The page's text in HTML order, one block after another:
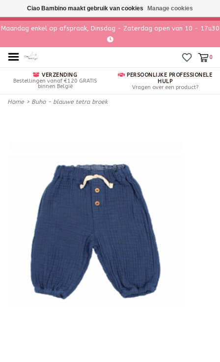
Maandag enkel op afspraak, Dinsdag - Zaterdag open van 10 - 17u30
0
VERZENDING
Bestellingen vanaf €120 GRATIS
binnen België
PERSOONLIJKE PROFESSIONELE
HULP
Vragen over een product?
Home > Buho - blauwe tetra broek
Ciao Bambino maakt gebruik van cookies Manage cookies